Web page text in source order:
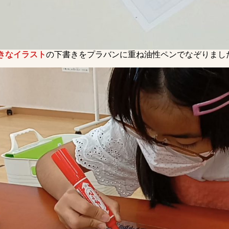
なイラストの下書きをプラバンに重ね油性ペンでなぞりまし